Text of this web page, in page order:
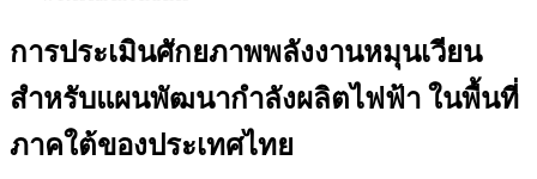
การประเมินศักยภาพพลังงานหมุนเวียน
สำหรับแผนพัฒนากำลังผลิตไฟฟ้า ในพื้นที่
ภาคใต้ของประเทศไทย